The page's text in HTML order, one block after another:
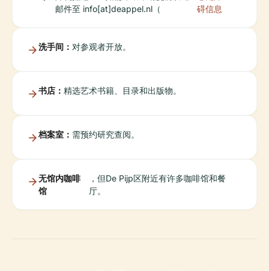
邮件至 info[at]deappel.nl（
碍信息
洗手间： 对参观者开放。
书店： 精选艺术书籍、目录和出版物。
档案室： 需预约研究查阅。
无馆内咖啡
馆
，但De Pijp区附近有许多咖啡馆和餐
厅。